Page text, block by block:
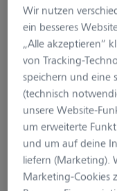
Wir nutzen
ein besseres
„Alle akzeptieren“
von Tracking-
speichern und eine
(technisch
unsere Website-
um erweiterte
und um auf deine
liefern (Marketing).
Marketing-Cookies